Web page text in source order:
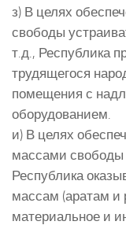
з) В целях
свободы
т.д., Республика
трудящегося
помещения с
оборудованием.
и) В целях
массами свободы
Республика
массам (аратам и
материальное и